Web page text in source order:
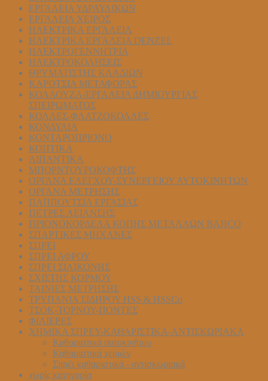
ΕΡΓΑΛΕΙΑ ΥΔΡΑΥΛΙΚΩΝ
ΕΡΓΑΛΕΙΑ ΧΕΙΡΟΣ
ΗΛΕΚΤΡΙΚΑ ΕΡΓΑΛΕΙΑ
ΗΛΕΚΤΡΙΚΑ ΕΡΓΑΛΕΙΑ DENZEL
ΗΛΕΚΤΡΟΓΕΝΝΗΤΡΙΑ
ΗΛΕΚΤΡΟΚΟΛΗΣΕΙΣ
ΘΡΥΜΑΤΙΣΤΗΣ ΚΛΑΔΙΩΝ
ΚΑΡΟΤΣΙΑ ΜΕΤΑΦΟΡΑΣ
ΚΟΛΑΟΥΖΑ-ΕΡΓΑΛΕΙΑ ΔΗΜΙΟΥΡΓΙΑΣ
ΣΠΕΙΡΩΜΑΤΟΣ
ΚΟΛΛΕΣ-ΦΛΑΤΖΟΚΟΛΛΕΣ
ΚΟΝΔΥΛΙΑ
ΚΟΝΤΑΡΟΠΡΙΟΝΟ
ΚΟΠΤΙΚΑ
ΛΙΠΑΝΤΙΚΑ
ΜΠΟΡΝΤΟΥΡΟΚΟΦΤΗΣ
ΟΡΓΑΝΑ ΕΛΕΓΧΟΥ-ΣYΝΕΡΓΕΙΟΥ ΑΥΤΟΚΙΝΗΤΩΝ
ΟΡΓΑΝΑ ΜΕΤΡΗΣΗΣ
ΠΑΠΠΟΥΤΣΙΑ ΕΡΓΑΣΙΑΣ
ΠΕΤΡΕΣ ΛΕΙΑΝΣΗΣ
ΠΡΙΟΝΟΚΟΡΔΕΛΑ ΚΟΠΗΣ ΜΕΤΑΛΛΩΝ BAHCO
ΣΠΑΡΤΙΚΕΣ ΜΗΧΑΝΕΣ
ΣΠΡΕΙ
ΣΠΡΕΙ ΑΦΡΟΥ
ΣΠΡΕΙ ΣΙΛΙΚΟΝΗΣ
ΣΧΙΣΤΗΣ ΚΟΡΜΟΥ
ΤΑΙΝΙΕΣ ΜΕΤΡΗΣΗΣ
ΤΡΥΠΑΝΙΑ ΣΙΔΗΡΟΥ HSS & HSSCo
ΤΣΟΚ-ΤΟΡΝΟΥ-ΠΟΝΤΕΣ
ΦΙΛΙΕΡΕΣ
ΧΗΜΙΚΑ ΣΠΡΕΥ-ΚΑΘΑΡΙΣΤΙΚΑ-ΑΝΤΙΣΚΩΡΙΑΚΑ
Καθαριστικά αυτοκινήτου
Καθαριστικά χεριών
Σπρέι καθαριστικά - αντισκωριακά
χωρίς κατηγορία